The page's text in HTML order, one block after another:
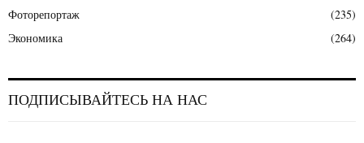
Фоторепортаж
(235)
Экономика
(264)
ПОДПИСЫВАЙТЕСЬ НА НАС